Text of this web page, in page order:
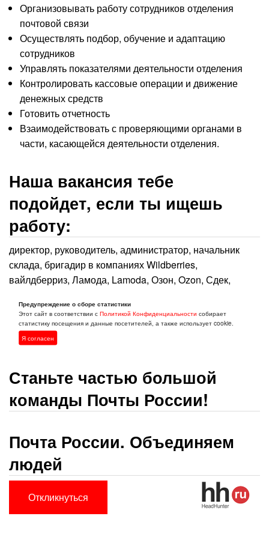
Организовывать работу сотрудников отделения
почтовой связи
Осуществлять подбор, обучение и адаптацию
сотрудников
Управлять показателями деятельности отделения
Контролировать кассовые операции и движение
денежных средств
Готовить отчетность
Взаимодействовать с проверяющими органами в
части, касающейся деятельности отделения.
Наша вакансия тебе
подойдет, если ты ищешь
работу:
директор, руководитель, администратор, начальник
склада, бригадир в компаниях Wildberries,
вайлдберриз, Ламода, Lamoda, Озон, Ozon, Сдек,
Магнит, Лента, Перекресток, Пятерочка, Окей, Ашан,
Леруа Мерлен, Пони-экспресс, Pony-express, DPD,
DHL, Boxberry, PickPoint, Достависта, Dostavista
Станьте частью большой
команды Почты России!
Почта России. Объединяем
людей
Откликнуться
Предупреждение о сборе статистики
Этот сайт в соответствии сПолитикой Конфиденциальности собирает
статистику посещения и данные посетителей, а также использует cookie.
Я согласен